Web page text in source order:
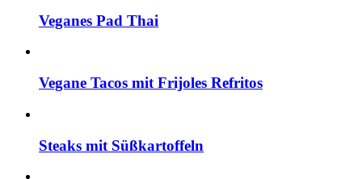
Veganes Pad Thai
Vegane Tacos mit Frijoles Refritos
Steaks mit Süßkartoffeln